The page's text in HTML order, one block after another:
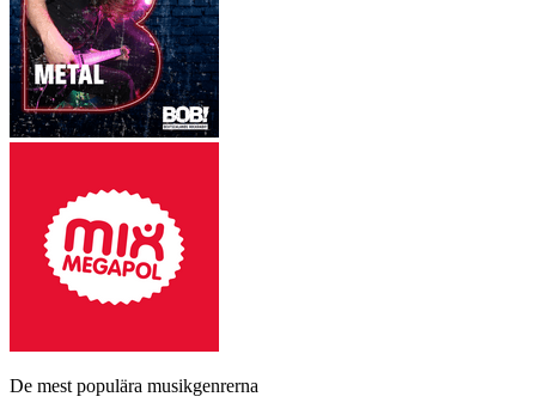
De mest populära musikgenrerna